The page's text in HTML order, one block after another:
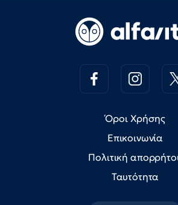
Όροι Χρήσης
Επικοινωνία
Πολιτική
Ταυτότητα